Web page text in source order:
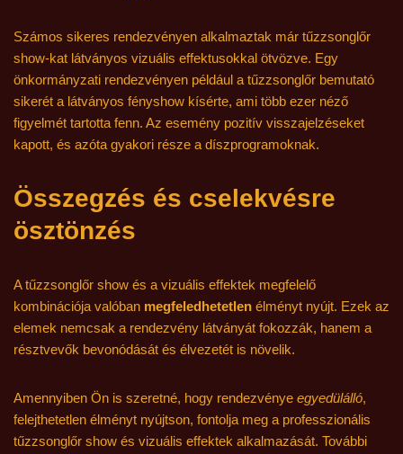
Számos sikeres rendezvényen alkalmaztak már tűzzsonglőr
show-kat látványos vizuális effektusokkal ötvözve. Egy
önkormányzati rendezvényen például a tűzzsonglőr bemutató
sikerét a látványos fényshow kísérte, ami több ezer néző
figyelmét tartotta fenn. Az esemény pozitív visszajelzéseket
kapott, és azóta gyakori része a díszprogramoknak.
Összegzés és cselekvésre
ösztönzés
A tűzzsonglőr show és a vizuális effektek megfelelő
kombinációja valóban megfeledhetetlen élményt nyújt. Ezek az
elemek nemcsak a rendezvény látványát fokozzák, hanem a
résztvevők bevonódását és élvezetét is növelik.
Amennyiben Ön is szeretné, hogy rendezvénye egyedülálló,
felejthetetlen élményt nyújtson, fontolja meg a professzionális
tűzzsonglőr show és vizuális effektek alkalmazását. További